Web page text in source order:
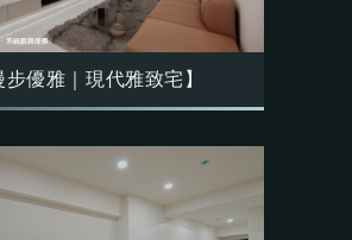
步優雅｜現代雅致宅】